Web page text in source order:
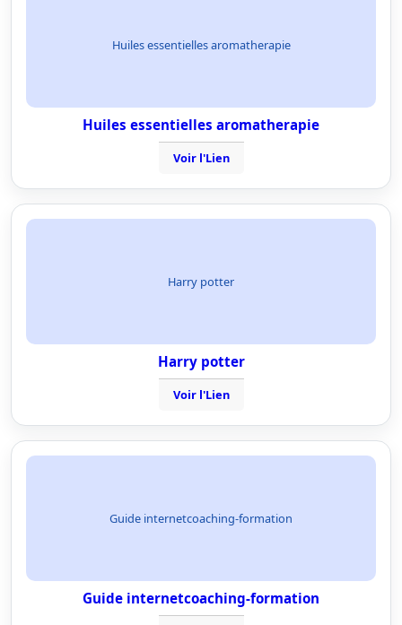
Huiles essentielles aromatherapie
Huiles essentielles aromatherapie
Voir l'Lien
Harry potter
Harry potter
Voir l'Lien
Guide internetcoaching-formation
Guide internetcoaching-formation